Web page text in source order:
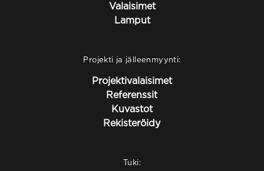
Valaisimet
Lamput
Projekti ja jälleenmyynti:
Projektivalaisimet
Referenssit
Kuvastot
Rekisteröidy
Tuki: